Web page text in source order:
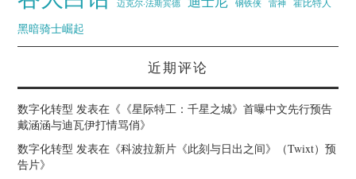
迈克尔·法斯宾德 钢铁侠 雷神
黑暗骑士崛起
近期评论
数字化转型 发表在《 《星际特工：千星之城》首曝中文先行预告
戴涵涵与迪瓦伊打情骂俏》
数字化转型 发表在《科波拉新片《此刻与日出之间》（Twixt）预
告片》